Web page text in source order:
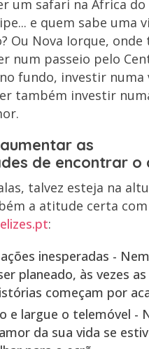
um safari na África do
e quem sabe uma
Ou Nova Iorque, onde
num passeio pelo
fundo, investir numa
também investir
as
de encontrar o
talvez esteja na
a atitude certa com
:
inesperadas -
planeado, às vezes as
começam por
e largue o telemóvel -
da sua vida se